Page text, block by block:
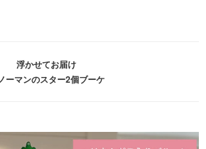
浮かせてお届け
ーマンのスター2個ブーケ